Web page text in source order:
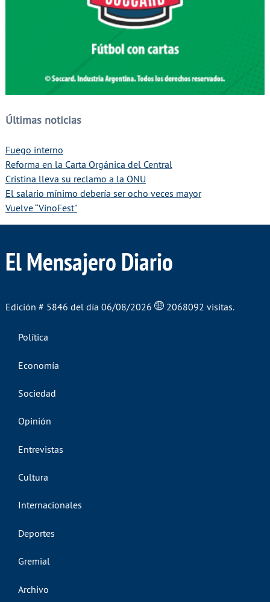
Últimas noticias
Fuego interno
Reforma en la Carta Orgánica del Central
Cristina lleva su reclamo a la ONU
El salario mínimo debería ser ocho veces mayor
Vuelve “VinoFest”
El Mensajero Diario
Edición # 5846 del día 06/08/2026 2068092 visitas.
Política
Economía
Sociedad
Opinión
Entrevistas
Cultura
Internacionales
Deportes
Gremial
Archivo